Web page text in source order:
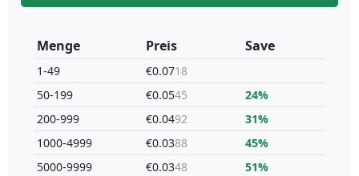
Menge
1-49
50-199
200-999
1000-4999
5000-9999
Preis
€0.0718
€0.0545
€0.0492
€0.0388
€0.0348
Save
24%
31%
45%
51%